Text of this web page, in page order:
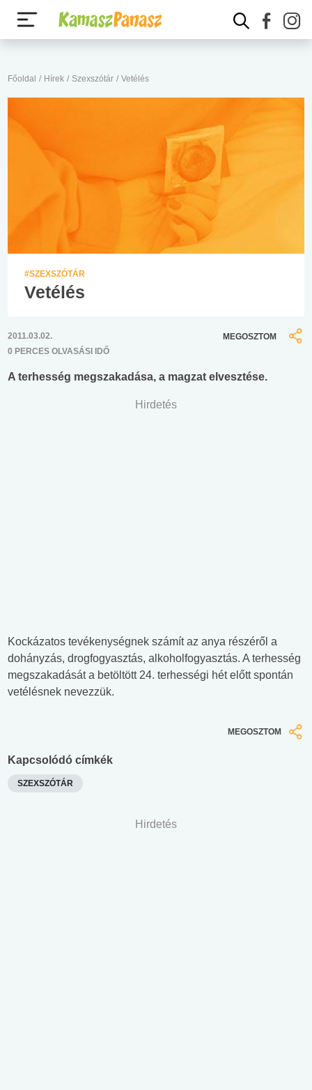
Főoldal / Hírek / Szexszótár / Vetélés
#SZEXSZÓTÁR
Vetélés
2011.03.02.
0 PERCES OLVASÁSI IDŐ
MEGOSZTOM
A terhesség megszakadása, a magzat elvesztése.
Hirdetés
Kockázatos tevékenységnek számít az anya részéről a
dohányzás, drogfogyasztás, alkoholfogyasztás. A terhesség
megszakadását a betöltött 24. terhességi hét előtt spontán
vetélésnek nevezzük.
MEGOSZTOM
Kapcsolódó címkék
SZEXSZÓTÁR
Hirdetés